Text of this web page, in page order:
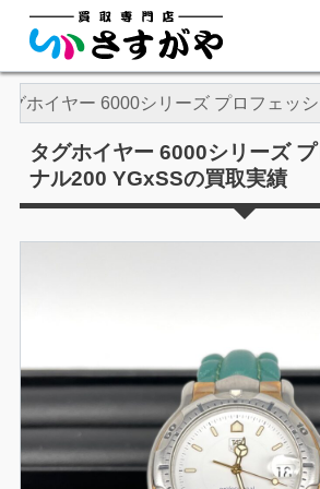
グホイヤー 6000シリーズ プロフェッ
タグホイヤー 6000シリーズ
ナル200 YGxSSの買取実績